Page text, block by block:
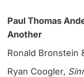
Paul Thomas
Another
Ronald Bronstein
Ryan Coogler,